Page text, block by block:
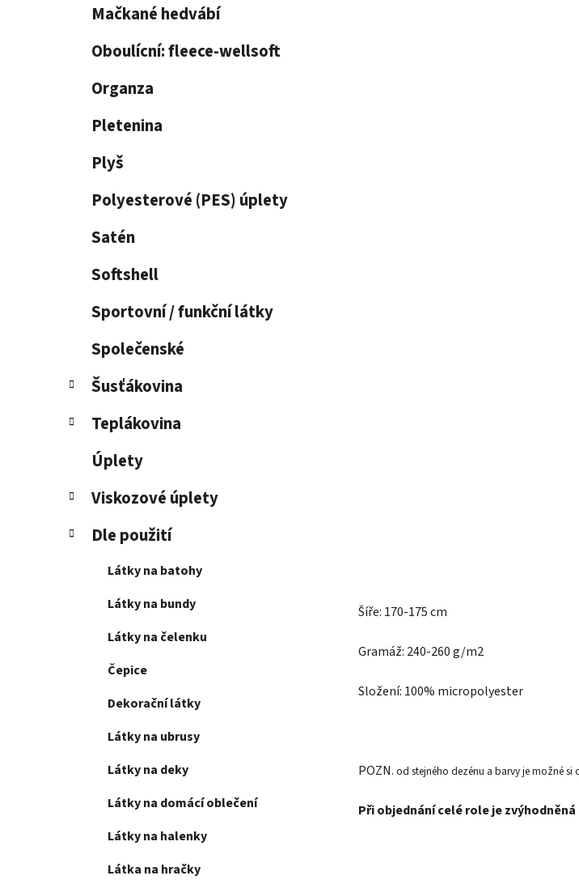
Mačkané hedvábí
Oboulícní: fleece-wellsoft
Organza
Pletenina
Plyš
Polyesterové (PES) úplety
Satén
Softshell
Sportovní / funkční látky
Společenské
Šusťákovina
Teplákovina
Úplety
Viskozové úplety
Dle použití
Látky na batohy
Látky na bundy
Látky na čelenku
Čepice
Dekorační látky
Látky na ubrusy
Látky na deky
Látky na domácí oblečení
Látky na halenky
Látka na hračky
Šíře: 170-175 cm
Gramáž: 240-260 g/m2
Složení: 100% micropolyester
POZN. od stejného dezénu a barvy je možné si
Při objednání celé role je zvýhodněná